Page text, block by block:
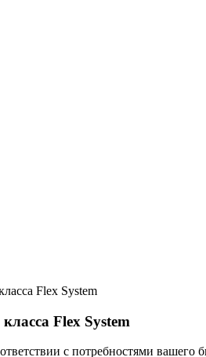
Flex System
Flex System
с потребностями